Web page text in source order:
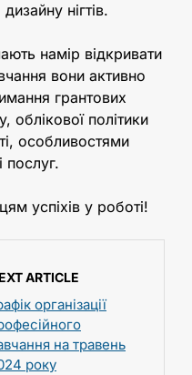
нігтів.
намір відкривати
вони активно
грантових
облікової політики
особливостями
послуг.
успіхів у роботі!
ARTICLE
організації
на травень
року